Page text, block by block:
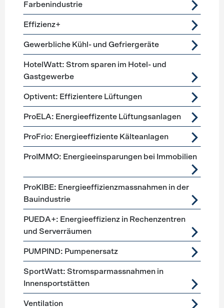
Farbenindustrie
Effizienz+
Gewerbliche Kühl- und Gefriergeräte
HotelWatt: Strom sparen im Hotel- und
Gastgewerbe
Optivent: Effizientere Lüftungen
ProELA: Energieeffizente Lüftungsanlagen
ProFrio: Energieeffiziente Kälteanlagen
ProIMMO: Energieeinsparungen bei Immobilien
ProKIBE: Energieeffizienzmassnahmen in der
Bauindustrie
PUEDA+: Energieeffizienz in Rechenzentren
und Serverräumen
PUMPIND: Pumpenersatz
SportWatt: Stromsparmassnahmen in
Innensportstätten
Ventilation